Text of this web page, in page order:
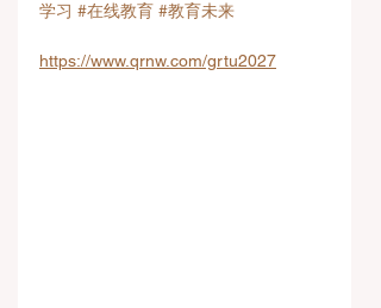
学习 #在线教育 #教育未来
https://www.qrnw.com/grtu2027